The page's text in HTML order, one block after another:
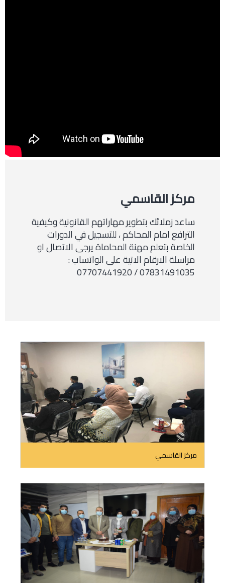
مركز القاسمي
ساعد زملائك بتطوير مهاراتهم القانونية وكيفية
الترافع امام المحاكم ، للتسجيل في الدورات
الخاصة بتعلم مهنة المحاماة يرجى الاتصال او
مراسلة الارقام الاتية على الواتساب :
07831491035 / 07707441920
مركز القاسمي